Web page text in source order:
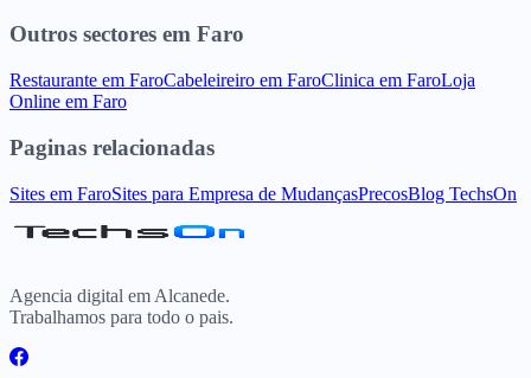
Outros sectores em Faro
Restaurante em FaroCabeleireiro em FaroClinica em FaroLoja
Online em Faro
Paginas relacionadas
Sites em FaroSites para Empresa de MudançasPrecosBlog TechsOn
Agencia digital em Alcanede.
Trabalhamos para todo o pais.